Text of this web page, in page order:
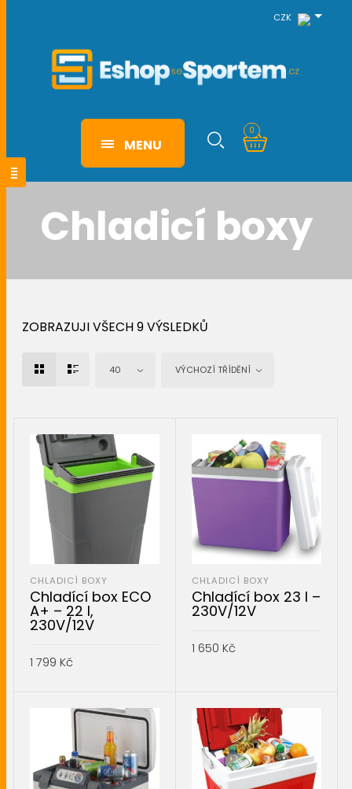
CZK
MENU
0
Chladicí boxy
ZOBRAZUJI VŠECH 9 VÝSLEDKŮ
40 VÝCHOZÍ TŘÍDĚNÍ
CHLADICÍ BOXY
Chladící box ECO
A+ – 22 l,
230V/12V
1 799 Kč
CHLADICÍ BOXY
Chladící box 23 l –
230V/12V
1 650 Kč